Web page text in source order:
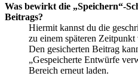
Was bewirkt die „Speichern“-
Beitrags?
Hiermit kannst du die
zu einem späteren
Den gesicherten Beitrag
„Gespeicherte Entwürfe
Bereich erneut laden.